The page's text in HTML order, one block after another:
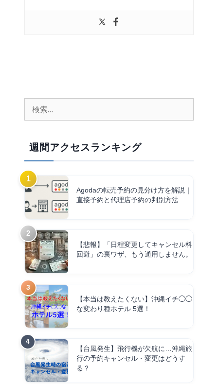
週間アクセスランキング
Agodaの転売予約の見分け方を解説｜
直接予約と代理店予約の判別方法
【悲報】「日程変更してキャンセル料
回避」の裏ワザ、もう通用しません。
【本当は教えたくない】沖縄イチ◯◯
な変わり種ホテル 5選！
【台風発生】飛行機が欠航に…沖縄旅
行の予約キャンセル・変更はどうす
る？